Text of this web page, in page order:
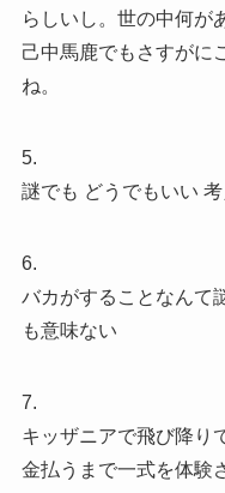
らしいし。世の中何が
己中馬鹿でもさすがに
ね。
5.
謎でも どうでもいい
6.
バカがすることなんて
も意味ない
7.
キッザニアで飛び降り
金払うまで一式を体験